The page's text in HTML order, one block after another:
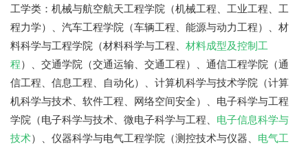
工学类：机械与航空航天工程学院（机械工程、工业工程、工
程力学）、汽车工程学院（车辆工程、能源与动力工程）、材
料科学与工程学院（材料科学与工程、 材料成型及控制工
程）、交通学院（交通运输、交通工程）、通信工程学院（通
信工程、信息工程、自动化）、计算机科学与技术学院（计算
机科学与技术、软件工程、网络空间安全）、电子科学与工程
学院（电子科学与技术、微电子科学与工程、 电子信息科学与
技术）、仪器科学与电气工程学院（测控技术与仪器、 电气工